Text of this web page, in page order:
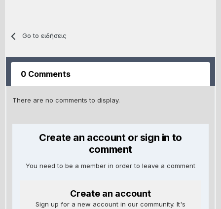
Go to ειδήσεις
0 Comments
There are no comments to display.
Create an account or sign in to
comment
You need to be a member in order to leave a comment
Create an account
Sign up for a new account in our community. It's